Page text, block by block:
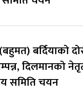
बर्दियाको
दिलमानको
समिति चयन